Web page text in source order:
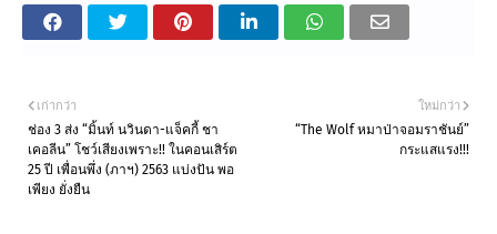
ใหม่กว่า
“The Wolf หมาป่าจอมราชันย์”
กระแสแรง!!!
เก่ากว่า
ช่อง 3 ส่ง “มิ้นท์ นวินดา-แจ็คกี้ ชา
เคอลีน” โชว์เสียงเพราะ!! ในคอนเสิร์ต
25 ปี เพื่อนพึ่ง (ภาฯ) 2563 แบ่งปัน พอ
เพียง ยั่งยืน